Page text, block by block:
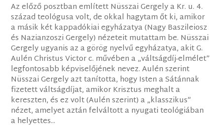
Az előző posztban említett Nüsszai Gergely a Kr. u. 4.
század teológusa volt, de okkal hagytam őt ki, amikor
a másik két kappadókiai egyházatya (Nagy Baszileiosz
és Nazianzoszi Gergely) nézeteit mutattam be. Nüsszai
Gergely ugyanis az a görög nyelvű egyházatya, akit G.
Aulén Christus Victor c. művében a „váltságdíj-elmélet”
legfontosabb képviselőjének nevez. Aulén szerint
Nüsszai Gergely azt tanította, hogy Isten a Sátánnak
fizetett váltságdíjat, amikor Krisztus meghalt a
kereszten, és ez volt (Aulén szerint) a „klasszikus”
nézet, amelyet aztán felváltott a nyugati teológiában
a helyettes...